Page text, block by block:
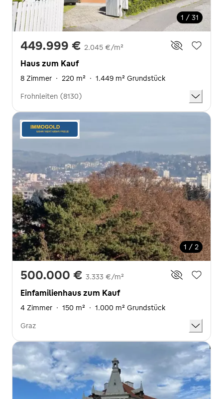
1 / 31
449.999 € 2.045 €/m²
Haus zum Kauf
8 Zimmer · 220 m² · 1.449 m² Grundstück
Frohnleiten (8130)
1 / 2
500.000 € 3.333 €/m²
Einfamilienhaus zum Kauf
4 Zimmer · 150 m² · 1.000 m² Grundstück
Graz